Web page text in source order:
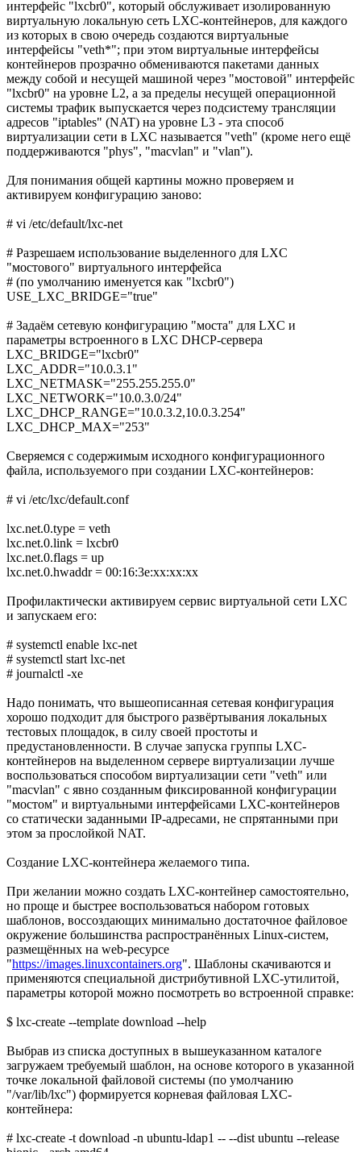
интерфейс "lxcbr0", который обслуживает изолированную
виртуальную локальную сеть LXC-контейнеров, для каждого
из которых в свою очередь создаются виртуальные
интерфейсы "veth*"; при этом виртуальные интерфейсы
контейнеров прозрачно обмениваются пакетами данных
между собой и несущей машиной через "мостовой" интерфейс
"lxcbr0" на уровне L2, а за пределы несущей операционной
системы трафик выпускается через подсистему трансляции
адресов "iptables" (NAT) на уровне L3 - эта способ
виртуализации сети в LXC называется "veth" (кроме него ещё
поддерживаются "phys", "macvlan" и "vlan").
Для понимания общей картины можно проверяем и
активируем конфигурацию заново:
# vi /etc/default/lxc-net
# Разрешаем использование выделенного для LXC
"мостового" виртуального интерфейса
# (по умолчанию именуется как "lxcbr0")
USE_LXC_BRIDGE="true"
# Задаём сетевую конфигурацию "моста" для LXC и
параметры встроенного в LXC DHCP-сервера
LXC_BRIDGE="lxcbr0"
LXC_ADDR="10.0.3.1"
LXC_NETMASK="255.255.255.0"
LXC_NETWORK="10.0.3.0/24"
LXC_DHCP_RANGE="10.0.3.2,10.0.3.254"
LXC_DHCP_MAX="253"
Сверяемся с содержимым исходного конфигурационного
файла, используемого при создании LXC-контейнеров:
# vi /etc/lxc/default.conf
lxc.net.0.type = veth
lxc.net.0.link = lxcbr0
lxc.net.0.flags = up
lxc.net.0.hwaddr = 00:16:3e:xx:xx:xx
Профилактически активируем сервис виртуальной сети LXC
и запускаем его:
# systemctl enable lxc-net
# systemctl start lxc-net
# journalctl -xe
Надо понимать, что вышеописанная сетевая конфигурация
хорошо подходит для быстрого развёртывания локальных
тестовых площадок, в силу своей простоты и
предустановленности. В случае запуска группы LXC-
контейнеров на выделенном сервере виртуализации лучше
воспользоваться способом виртуализации сети "veth" или
"macvlan" с явно созданным фиксированной конфигурации
"мостом" и виртуальными интерфейсами LXC-контейнеров
со статически заданными IP-адресами, не спрятанными при
этом за прослойкой NAT.
Создание LXC-контейнера желаемого типа.
При желании можно создать LXC-контейнер самостоятельно,
но проще и быстрее воспользоваться набором готовых
шаблонов, воссоздающих минимально достаточное файловое
окружение большинства распространённых Linux-систем,
размещённых на web-ресурсе
"https://images.linuxcontainers.org". Шаблоны скачиваются и
применяются специальной дистрибутивной LXC-утилитой,
параметры которой можно посмотреть во встроенной справке:
$ lxc-create --template download --help
Выбрав из списка доступных в вышеуказанном каталоге
загружаем требуемый шаблон, на основе которого в указанной
точке локальной файловой системы (по умолчанию
"/var/lib/lxc") формируется корневая файловая LXC-
контейнера:
# lxc-create -t download -n ubuntu-ldap1 -- --dist ubuntu --release